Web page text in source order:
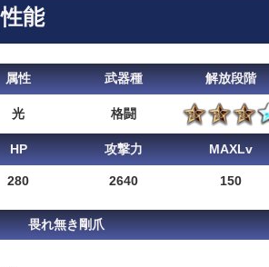
性能
属性 武器種 解放段階
光 格闘
HP 攻撃力 MAXLv
280 2640 150
畏れ無き剛爪